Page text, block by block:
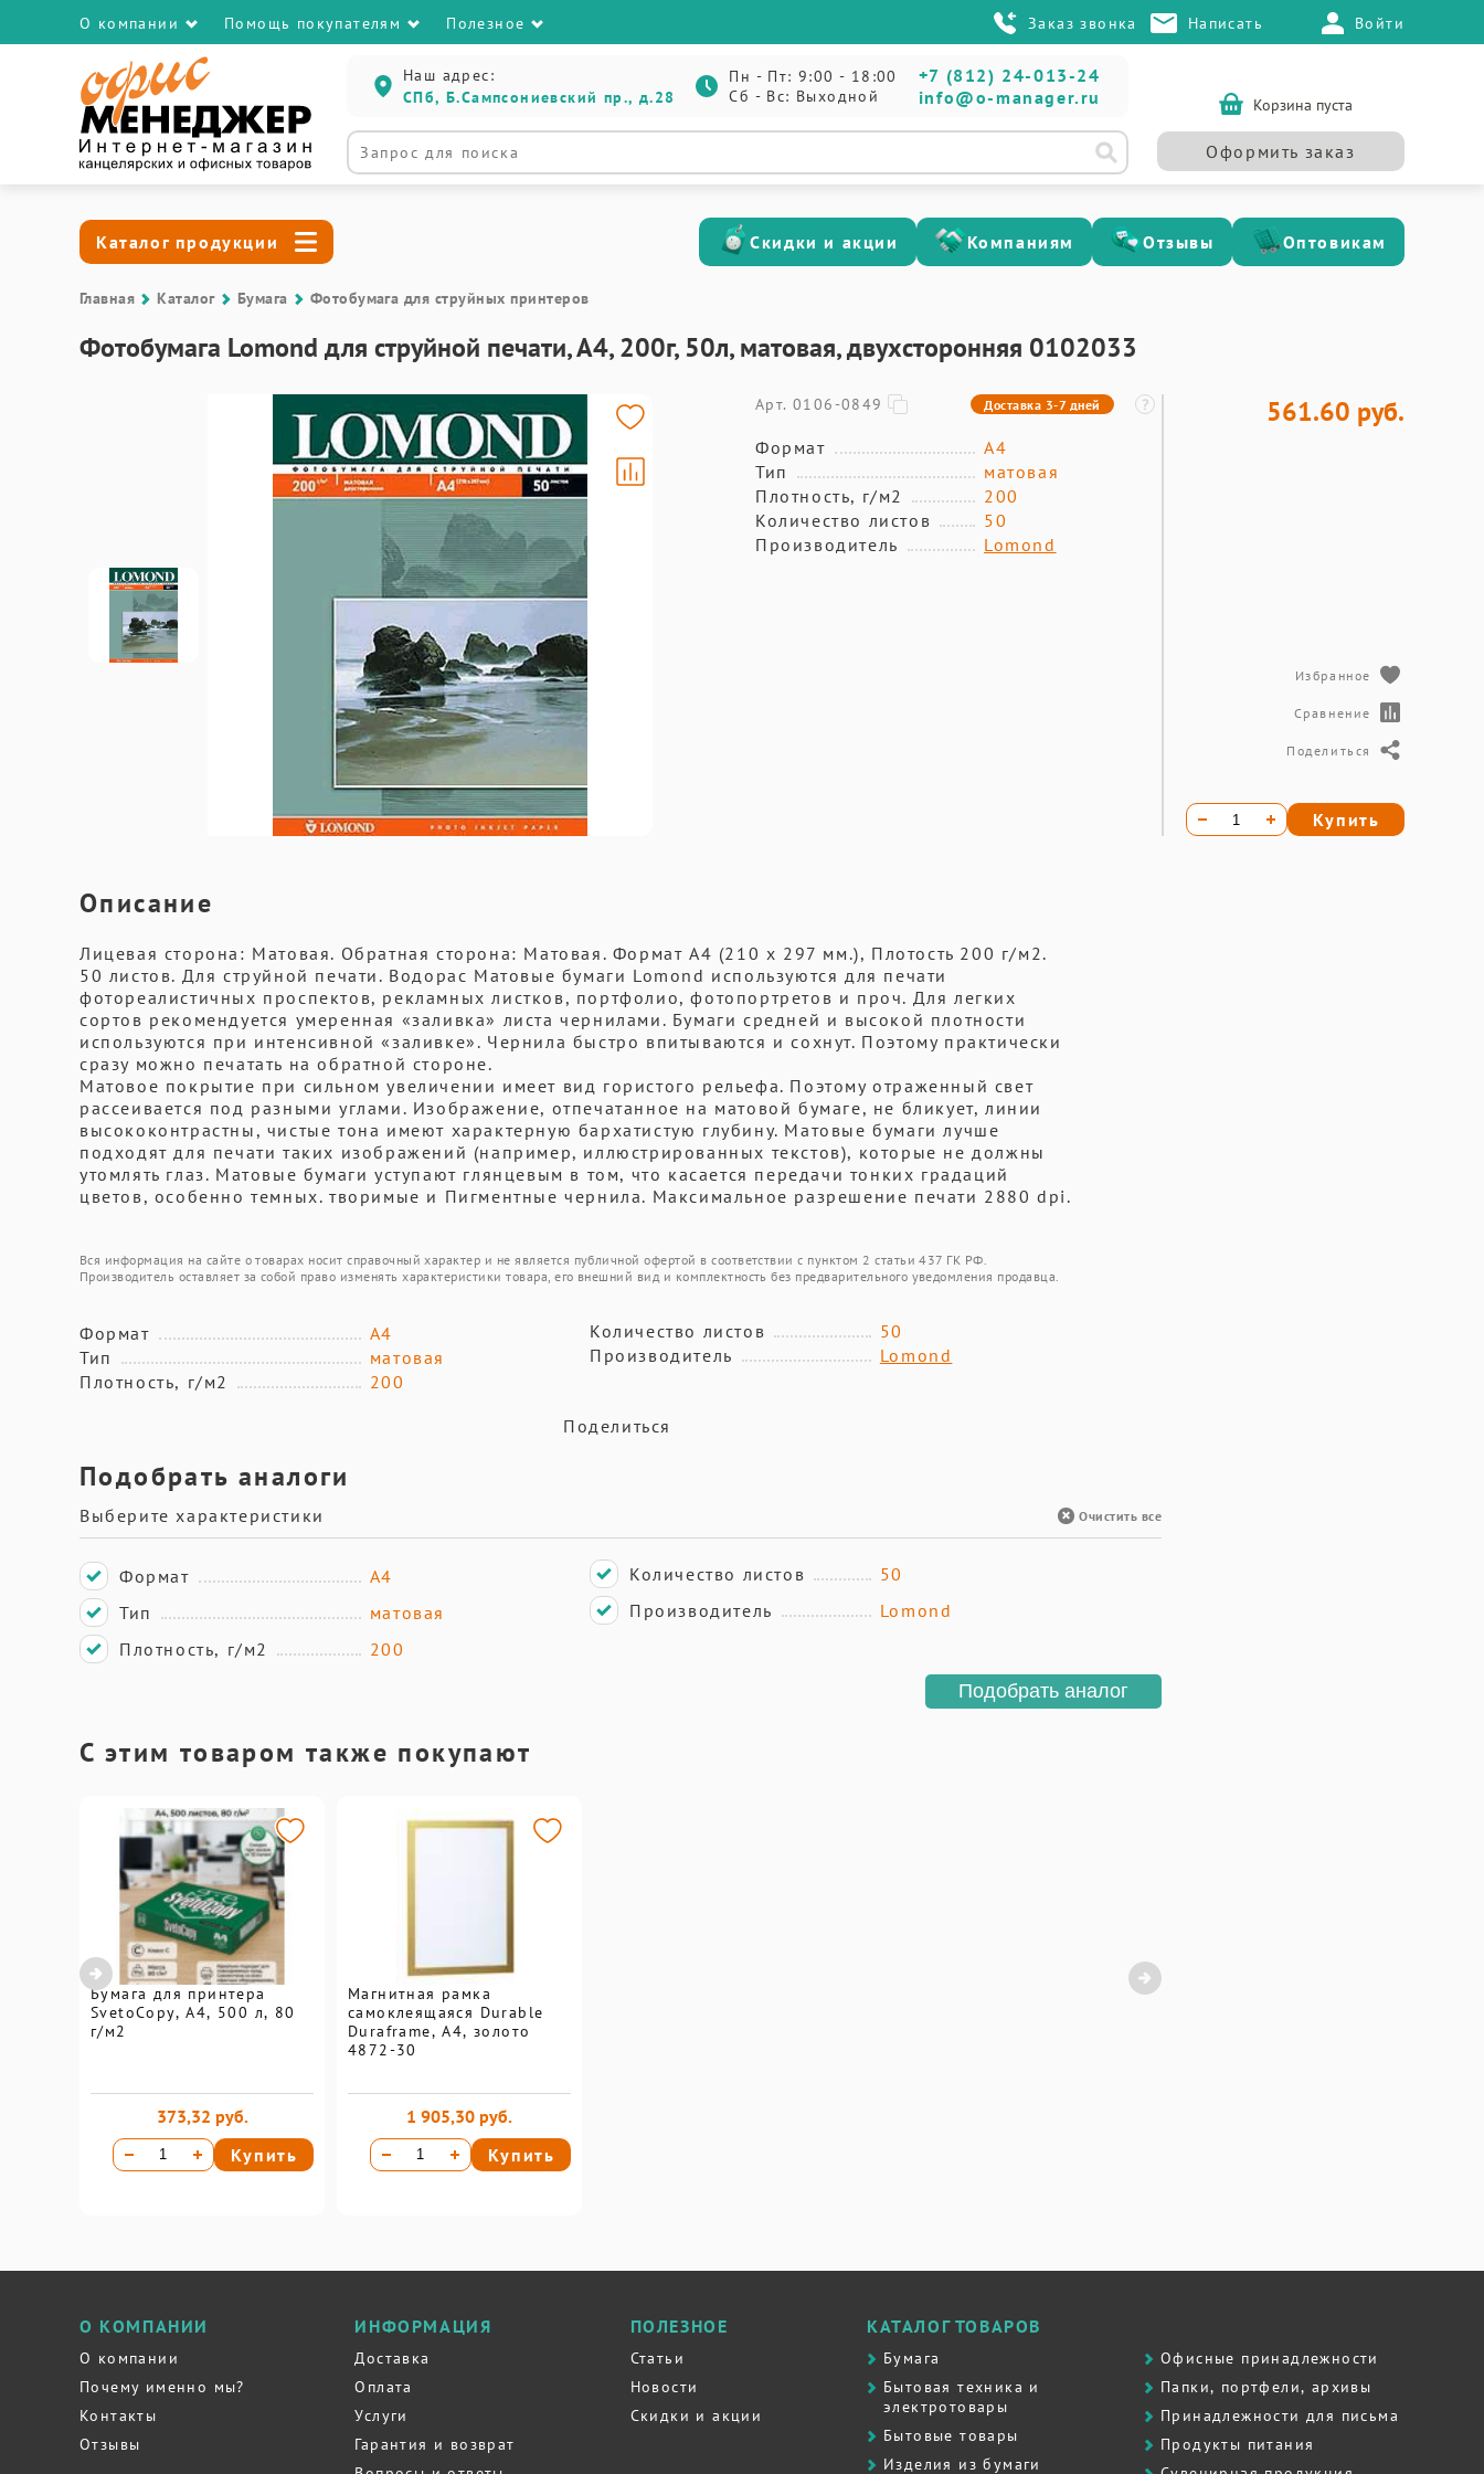
О компании Помощь покупателям Полезное Заказ звонка Написать Войти
Наш адрес:
СПб, Б.Сампсониевский пр., д.28
Пн - Пт: 9:00 - 18:00
Сб - Вс: Выходной
+7 (812) 24-013-24
info@o-manager.ru
Корзина пуста
Оформить заказ
Каталог продукции Скидки и акции Компаниям Отзывы Оптовикам
Главная Каталог Бумага Фотобумага для струйных принтеров
Фотобумага Lomond для струйной печати, А4, 200г, 50л, матовая, двухсторонняя 0102033
Арт. 0106-0849 Доставка 3-7 дней
Формат
А4
Тип
матовая
Плотность, г/м2
200
Количество листов
50
Производитель
Lomond
Описание
Лицевая сторона: Матовая. Обратная сторона: Матовая. Формат A4 (210 x 297 мм.), Плотость 200 г/м2.
50 листов. Для струйной печати. Водорас Матовые бумаги Lomond используются для печати
фотореалистичных проспектов, рекламных листков, портфолио, фотопортретов и проч. Для легких
сортов рекомендуется умеренная «заливка» листа чернилами. Бумаги средней и высокой плотности
используются при интенсивной «заливке». Чернила быстро впитываются и сохнут. Поэтому практически
сразу можно печатать на обратной стороне.
Матовое покрытие при сильном увеличении имеет вид гористого рельефа. Поэтому отраженный свет
рассеивается под разными углами. Изображение, отпечатанное на матовой бумаге, не бликует, линии
высококонтрастны, чистые тона имеют характерную бархатистую глубину. Матовые бумаги лучше
подходят для печати таких изображений (например, иллюстрированных текстов), которые не должны
утомлять глаз. Матовые бумаги уступают глянцевым в том, что касается передачи тонких градаций
цветов, особенно темных. творимые и Пигментные чернила. Максимальное разрешение печати 2880 dpi.
Вся информация на сайте о товарах носит справочный характер и не является публичной офертой в соответствии с пунктом 2 статьи 437 ГК РФ.
Производитель оставляет за собой право изменять характеристики товара, его внешний вид и комплектность без предварительного уведомления продавца.
Формат
А4
Тип
матовая
Плотность, г/м2
200
Количество листов
50
Производитель
Lomond
Поделиться
Подобрать аналоги
Выберите характеристики Очистить все
Формат
А4
Тип
матовая
Плотность, г/м2
200
Количество листов
50
Производитель
Lomond
Подобрать аналог
С этим товаром также покупают
Бумага для принтера
SvetoCopy, A4, 500 л, 80
г/м2
373,32 руб.
Купить
Магнитная рамка
самоклеящаяся Durable
Duraframe, А4, золото
4872-30
1 905,30 руб.
Купить
561.60 руб.
Избранное
Сравнение
Поделиться
Купить
О КОМПАНИИ
О компании
Почему именно мы?
Контакты
Отзывы
ИНФОРМАЦИЯ
Доставка
Оплата
Услуги
Гарантия и возврат
ПОЛЕЗНОЕ
Статьи
Новости
Скидки и акции
КАТАЛОГ ТОВАРОВ
Бумага
Бытовая техника и
электротовары
Бытовые товары
Изделия из бумаги
Офисные принадлежности
Папки, портфели, архивы
Принадлежности для письма
Продукты питания